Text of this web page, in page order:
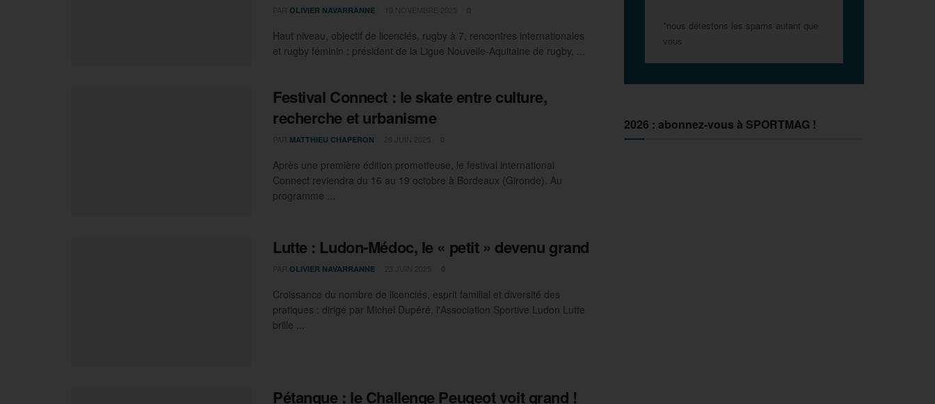
OLIVIER NAVARRANNE
Haut niveau, objectif de licenciés, rugby à 7, rencontres internationales
et rugby féminin : président de la Ligue Nouvelle-Aquitaine de rugby, ...
Festival Connect : le skate entre culture,
recherche et urbanisme
MATTHIEU CHAPERON
Après une première édition prometteuse, le festival international
Connect reviendra du 16 au 19 octobre à Bordeaux (Gironde). Au
programme ...
Lutte : Ludon-Médoc, le « petit » devenu grand
OLIVIER NAVARRANNE
Croissance du nombre de licenciés, esprit familial et diversité des
pratiques : dirigé par Michel Dupéré, l'Association Sportive Ludon Lutte
brille ...
Pétanque : le Challenge Peugeot voit grand !
*nous détestons les spams autant que
vous
2026 : abonnez-vous à SPORTMAG !